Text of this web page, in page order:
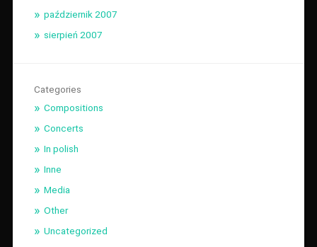
październik 2007
sierpień 2007
Categories
Compositions
Concerts
In polish
Inne
Media
Other
Uncategorized